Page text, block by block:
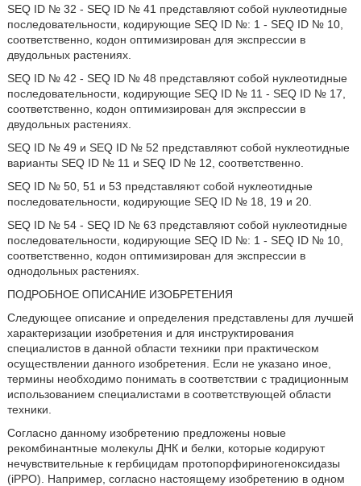
SEQ ID № 32 - SEQ ID № 41 представляют собой нуклеотидные
последовательности, кодирующие SEQ ID №: 1 - SEQ ID № 10,
соответственно, кодон оптимизирован для экспрессии в
двудольных растениях.
SEQ ID № 42 - SEQ ID № 48 представляют собой нуклеотидные
последовательности, кодирующие SEQ ID № 11 - SEQ ID № 17,
соответственно, кодон оптимизирован для экспрессии в
двудольных растениях.
SEQ ID № 49 и SEQ ID № 52 представляют собой нуклеотидные
варианты SEQ ID № 11 и SEQ ID № 12, соответственно.
SEQ ID № 50, 51 и 53 представляют собой нуклеотидные
последовательности, кодирующие SEQ ID № 18, 19 и 20.
SEQ ID № 54 - SEQ ID № 63 представляют собой нуклеотидные
последовательности, кодирующие SEQ ID №: 1 - SEQ ID № 10,
соответственно, кодон оптимизирован для экспрессии в
однодольных растениях.
ПОДРОБНОЕ ОПИСАНИЕ ИЗОБРЕТЕНИЯ
Следующее описание и определения представлены для лучшей
характеризации изобретения и для инструктирования
специалистов в данной области техники при практическом
осуществлении данного изобретения. Если не указано иное,
термины необходимо понимать в соответствии с традиционным
использованием специалистами в соответствующей области
техники.
Согласно данному изобретению предложены новые
рекомбинантные молекулы ДНК и белки, которые кодируют
нечувствительные к гербицидам протопорфириногеноксидазы
(iPPO). Например, согласно настоящему изобретению в одном